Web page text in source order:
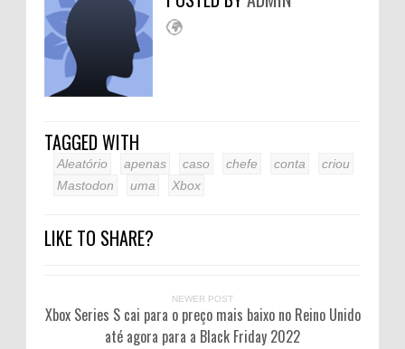
TAGGED WITH
Aleatório apenas caso chefe conta
criou
Mastodon
uma Xbox
LIKE TO SHARE?
NEWER POST
Xbox Series S cai para o preço mais baixo no Reino Unido
até agora para a Black Friday 2022